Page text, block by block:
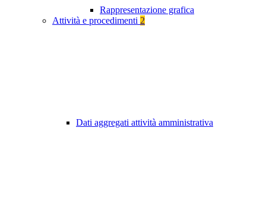
Rappresentazione grafica
Attività e procedimenti 2
Dati aggregati attività amministrativa